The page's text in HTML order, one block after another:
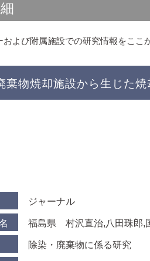
および附属施設での研究情報をここ
棄物焼却施設から生じた
ジャーナル
福島県 村沢直治,八田珠郎,
除染・廃棄物に係る研究